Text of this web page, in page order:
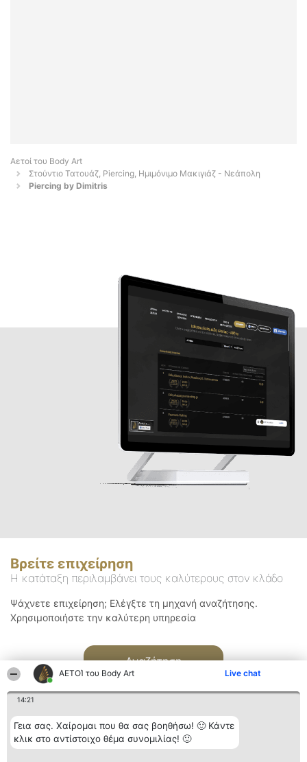
ΑΕΤΟΊ του Body Art Live chat
14:21
Γεια σας. Χαίρομαι που θα σας βοηθήσω! 🙂 Κάντε
κλικ στο αντίστοιχο θέμα συνομιλίας! 🙂
Αετοί του Body Art
Στούντιο Τατουάζ, Piercing, Ημιμόνιμο Μακιγιάζ - Νεάπολη
Piercing by Dimitris
Βρείτε επιχείρηση
Η κατάταξη περιλαμβάνει τους καλύτερους στον κλάδο
Ψάχνετε επιχείρηση; Ελέγξτε τη μηχανή αναζήτησης.
Χρησιμοποιήστε την καλύτερη υπηρεσία
Αναζήτηση